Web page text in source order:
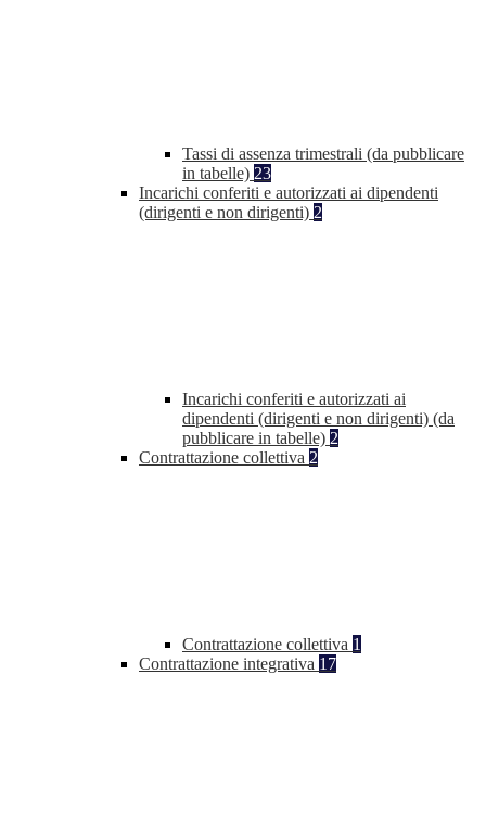
Tassi di assenza trimestrali (da pubblicare
in tabelle) 23
Incarichi conferiti e autorizzati ai dipendenti
(dirigenti e non dirigenti) 2
Incarichi conferiti e autorizzati ai
dipendenti (dirigenti e non dirigenti) (da
pubblicare in tabelle) 2
Contrattazione collettiva 2
Contrattazione collettiva 1
Contrattazione integrativa 17